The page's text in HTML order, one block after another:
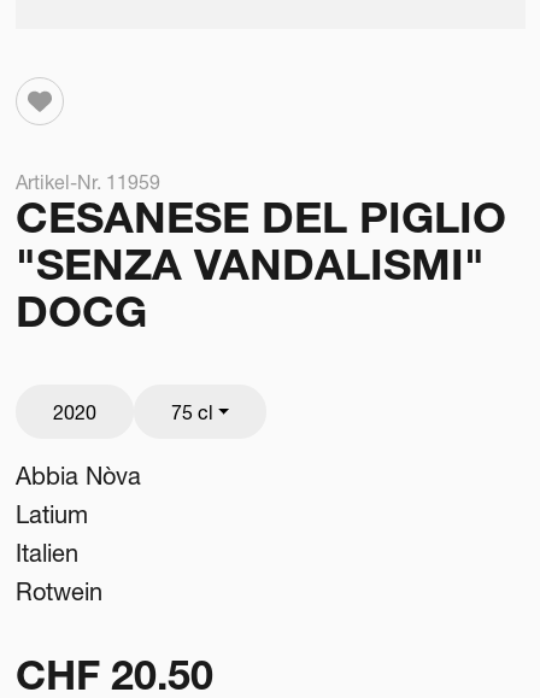
Artikel-Nr. 11959
CESANESE DEL PIGLIO
"SENZA VANDALISMI"
DOCG
2020 75 cl
Abbia Nòva
Latium
Italien
Rotwein
CHF 20.50